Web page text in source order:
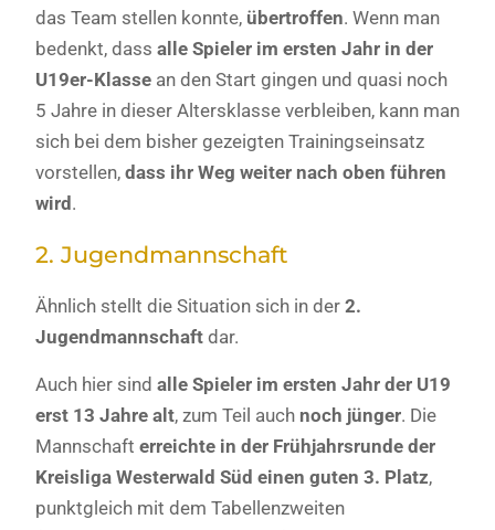
das Team stellen konnte, übertroffen. Wenn man
bedenkt, dass alle Spieler im ersten Jahr in der
U19er-Klassean den Start gingen und quasi noch
5 Jahre in dieser Altersklasse verbleiben, kann man
sich bei dem bisher gezeigten Trainingseinsatz
vorstellen, dass ihr Weg weiter nach oben führen
wird .
2. Jugendmannschaft
Ähnlich stellt die Situation sich in der 2.
Jugendmannschaftdar.
Auch hier sind alle Spieler im ersten Jahr der U19
erst 13 Jahre alt, zum Teil auch noch jünger. Die
Mannschaft erreichte in der Frühjahrsrunde der
Kreisliga Westerwald Süd einen guten 3. Platz,
punktgleich mit dem Tabellenzweiten